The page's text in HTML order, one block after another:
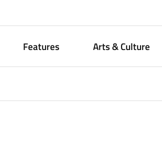
Features Arts & Culture